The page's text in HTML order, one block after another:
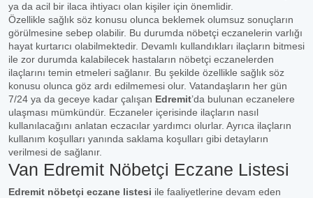
ya da acil bir ilaca ihtiyacı olan kişiler için önemlidir.
Özellikle sağlık söz konusu olunca beklemek olumsuz sonuçların
görülmesine sebep olabilir. Bu durumda nöbetçi eczanelerin varlığı
hayat kurtarıcı olabilmektedir. Devamlı kullandıkları ilaçların bitmesi
ile zor durumda kalabilecek hastaların nöbetçi eczanelerden
ilaçlarını temin etmeleri sağlanır. Bu şekilde özellikle sağlık söz
konusu olunca göz ardı edilmemesi olur. Vatandaşların her gün
7/24 ya da geceye kadar çalışan Edremit’da bulunan eczanelere
ulaşması mümkündür. Eczaneler içerisinde ilaçların nasıl
kullanılacağını anlatan eczacılar yardımcı olurlar. Ayrıca ilaçların
kullanım koşulları yanında saklama koşulları gibi detayların
verilmesi de sağlanır.
Van Edremit Nöbetçi Eczane Listesi
Edremit nöbetçi eczane listesi ile faaliyetlerine devam eden